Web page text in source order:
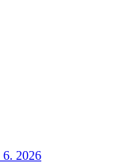
6. 2026